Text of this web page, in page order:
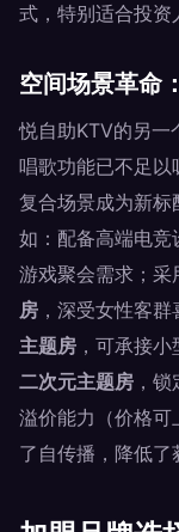
式，特别适合投资
空间场景革命
悦自助KTV的另一
唱歌功能已不足以
复合场景成为新标
如：配备高端电竞
游戏聚会需求；采
房 ，深受女性客
主题房 ，可承接
二次元主题房 ，
溢价能力（价格
了自传播，降低了